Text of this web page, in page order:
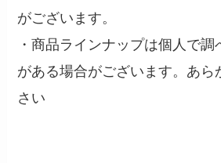
がございます。
・商品ラインナップは個人で
がある場合がございます。あら
さい